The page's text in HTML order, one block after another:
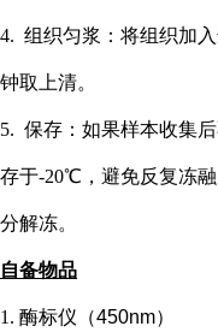
4. 组织匀浆：将组织加
钟取上清。
5. 保存：如果样本收集
存于-20℃，避免反复冻
分解冻。
自备物品
1. 酶标仪（450nm）